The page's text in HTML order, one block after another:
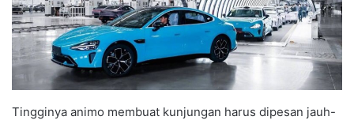
Tingginya animo membuat kunjungan harus dipesan jauh-